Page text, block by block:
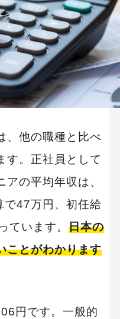
、他の職種と比べ
す。正社員として
の平均年収は、
47万円、初任給
ています。日本の
ことがわかります
円です。一般的